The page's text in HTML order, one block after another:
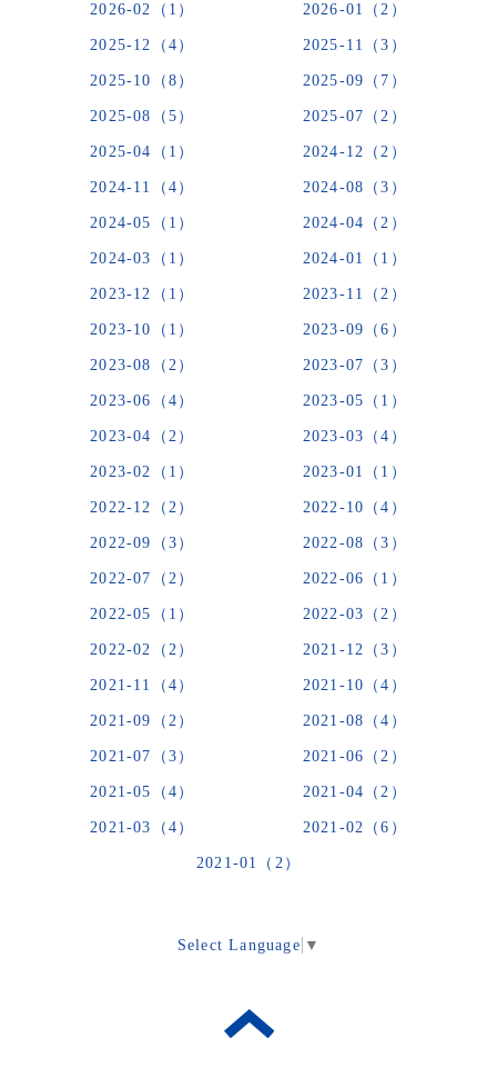
2026-02（1） 2026-01（2）
2025-12（4） 2025-11（3）
2025-10（8） 2025-09（7）
2025-08（5） 2025-07（2）
2025-04（1） 2024-12（2）
2024-11（4） 2024-08（3）
2024-05（1） 2024-04（2）
2024-03（1） 2024-01（1）
2023-12（1） 2023-11（2）
2023-10（1） 2023-09（6）
2023-08（2） 2023-07（3）
2023-06（4） 2023-05（1）
2023-04（2） 2023-03（4）
2023-02（1） 2023-01（1）
2022-12（2） 2022-10（4）
2022-09（3） 2022-08（3）
2022-07（2） 2022-06（1）
2022-05（1） 2022-03（2）
2022-02（2） 2021-12（3）
2021-11（4） 2021-10（4）
2021-09（2） 2021-08（4）
2021-07（3） 2021-06（2）
2021-05（4） 2021-04（2）
2021-03（4） 2021-02（6）
2021-01（2）
Select Language ▼